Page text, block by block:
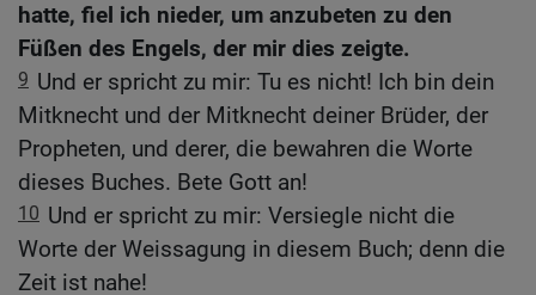
hatte, fiel ich nieder, um anzubeten zu den
Füßen des Engels, der mir dies zeigte.
9 Und er spricht zu mir: Tu es nicht! Ich bin dein
Mitknecht und der Mitknecht deiner Brüder, der
Propheten, und derer, die bewahren die Worte
dieses Buches. Bete Gott an!
10 Und er spricht zu mir: Versiegle nicht die
Worte der Weissagung in diesem Buch; denn die
Zeit ist nahe!